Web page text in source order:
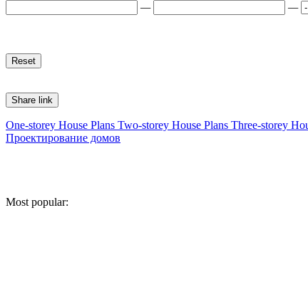
—
—
Share link
One-storey House Plans Two-storey House Plans Three-storey
Проектирование домов
Most popular: